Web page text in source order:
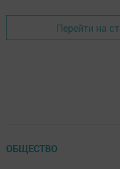
Перейти на
ОБЩЕСТВО